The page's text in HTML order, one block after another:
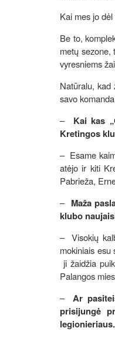
Kai mes jo
Be to,
metų sezone,
vyresniems
Natūralu, kad
savo
–
Kai kas
Kretingos
– Esame
atėjo ir kiti
Pabrieža,
– Maža
klubo
– Visokių
mokiniais esu
ji žaidžia
Palangos
–
Ar
prisijungė
legionieriaus.